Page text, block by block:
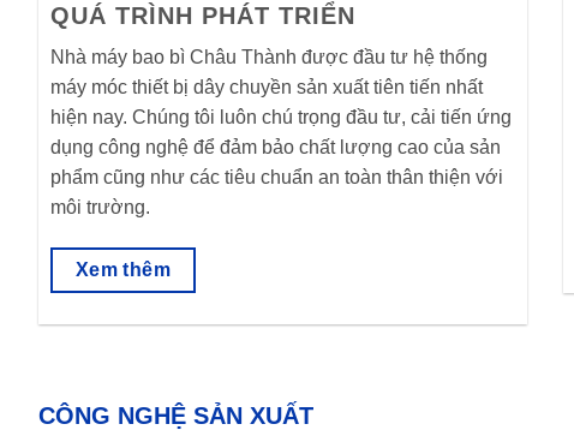
QUÁ TRÌNH PHÁT TRIỂN
Nhà máy bao bì Châu Thành được đầu tư hệ thống
máy móc thiết bị dây chuyền sản xuất tiên tiến nhất
hiện nay. Chúng tôi luôn chú trọng đầu tư, cải tiến ứng
dụng công nghệ để đảm bảo chất lượng cao của sản
phẩm cũng như các tiêu chuẩn an toàn thân thiện với
môi trường.
Xem thêm
CÔNG NGHỆ SẢN XUẤT